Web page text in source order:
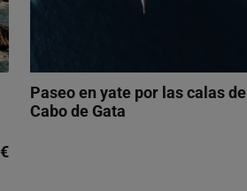
Paseo en yate por las calas de
Cabo de Gata